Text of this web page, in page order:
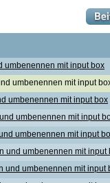
umbenennen mit input box
umbenennen mit input
umbenennen mit input box
umbenennen mit input
umbenennen mit input
und umbenennen mit input
und umbenennen mit input